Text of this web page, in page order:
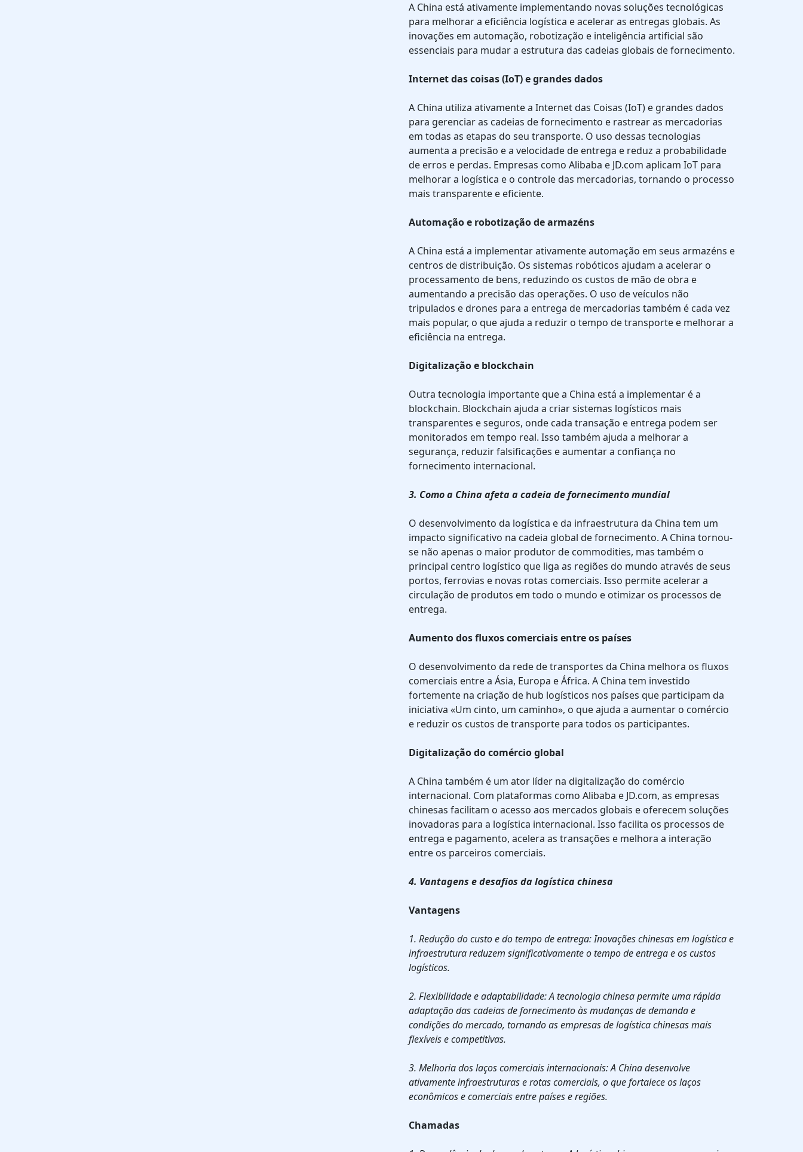
A China está ativamente implementando novas soluções tecnológicas
para melhorar a eficiência logística e acelerar as entregas globais. As
inovações em automação, robotização e inteligência artificial são
essenciais para mudar a estrutura das cadeias globais de fornecimento.
Internet das coisas (IoT) e grandes dados
A China utiliza ativamente a Internet das Coisas (IoT) e grandes dados
para gerenciar as cadeias de fornecimento e rastrear as mercadorias
em todas as etapas do seu transporte. O uso dessas tecnologias
aumenta a precisão e a velocidade de entrega e reduz a probabilidade
de erros e perdas. Empresas como Alibaba e JD.com aplicam IoT para
melhorar a logística e o controle das mercadorias, tornando o processo
mais transparente e eficiente.
Automação e robotização de armazéns
A China está a implementar ativamente automação em seus armazéns e
centros de distribuição. Os sistemas robóticos ajudam a acelerar o
processamento de bens, reduzindo os custos de mão de obra e
aumentando a precisão das operações. O uso de veículos não
tripulados e drones para a entrega de mercadorias também é cada vez
mais popular, o que ajuda a reduzir o tempo de transporte e melhorar a
eficiência na entrega.
Digitalização e blockchain
Outra tecnologia importante que a China está a implementar é a
blockchain. Blockchain ajuda a criar sistemas logísticos mais
transparentes e seguros, onde cada transação e entrega podem ser
monitorados em tempo real. Isso também ajuda a melhorar a
segurança, reduzir falsificações e aumentar a confiança no
fornecimento internacional.
3. Como a China afeta a cadeia de fornecimento mundial
O desenvolvimento da logística e da infraestrutura da China tem um
impacto significativo na cadeia global de fornecimento. A China tornou-
se não apenas o maior produtor de commodities, mas também o
principal centro logístico que liga as regiões do mundo através de seus
portos, ferrovias e novas rotas comerciais. Isso permite acelerar a
circulação de produtos em todo o mundo e otimizar os processos de
entrega.
Aumento dos fluxos comerciais entre os países
O desenvolvimento da rede de transportes da China melhora os fluxos
comerciais entre a Ásia, Europa e África. A China tem investido
fortemente na criação de hub logísticos nos países que participam da
iniciativa «Um cinto, um caminho», o que ajuda a aumentar o comércio
e reduzir os custos de transporte para todos os participantes.
Digitalização do comércio global
A China também é um ator líder na digitalização do comércio
internacional. Com plataformas como Alibaba e JD.com, as empresas
chinesas facilitam o acesso aos mercados globais e oferecem soluções
inovadoras para a logística internacional. Isso facilita os processos de
entrega e pagamento, acelera as transações e melhora a interação
entre os parceiros comerciais.
4. Vantagens e desafios da logística chinesa
Vantagens
1. Redução do custo e do tempo de entrega: Inovações chinesas em logística e
infraestrutura reduzem significativamente o tempo de entrega e os custos
logísticos.
2. Flexibilidade e adaptabilidade: A tecnologia chinesa permite uma rápida
adaptação das cadeias de fornecimento às mudanças de demanda e
condições do mercado, tornando as empresas de logística chinesas mais
flexíveis e competitivas.
3. Melhoria dos laços comerciais internacionais: A China desenvolve
ativamente infraestruturas e rotas comerciais, o que fortalece os laços
econômicos e comerciais entre países e regiões.
Chamadas